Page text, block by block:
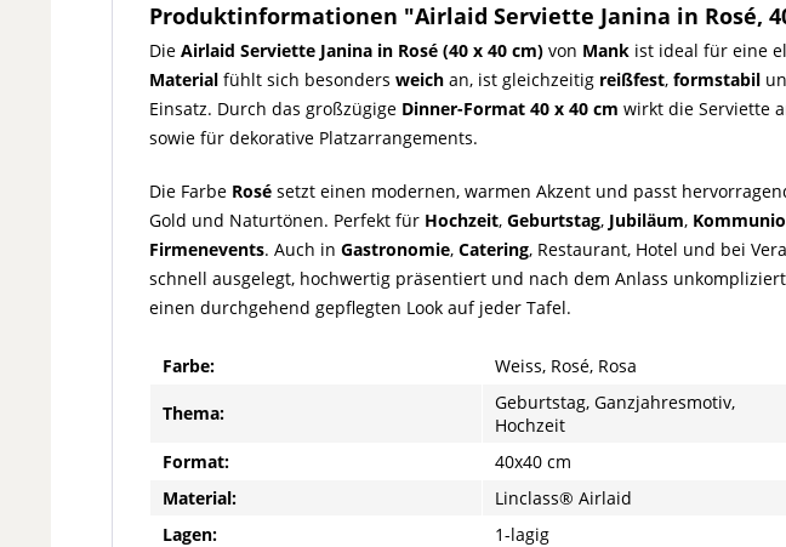
Produktinformationen "Airlaid Serviette Janina in Rosé,
Die Airlaid Serviette Janina in Rosé (40 x 40 cm) von Mank ist ideal für eine
Material fühlt sich besonders weich an, ist gleichzeitig reißfest, formstabil
Einsatz. Durch das großzügige Dinner-Format 40 x 40 cm wirkt die Serviette
sowie für dekorative Platzarrangements.
Die Farbe Rosé setzt einen modernen, warmen Akzent und passt
Gold und Naturtönen. Perfekt für Hochzeit, Geburtstag, Jubiläum,
Firmenevents. Auch in Gastronomie, Catering, Restaurant, Hotel und bei
schnell ausgelegt, hochwertig präsentiert und nach dem Anlass
einen durchgehend gepflegten Look auf jeder Tafel.
Farbe: Weiss, Rosé, Rosa
Thema:
Geburtstag, Ganzjahresmotiv,
Hochzeit
Format:
40x40 cm
Material:
Linclass® Airlaid
Lagen:
1-lagig